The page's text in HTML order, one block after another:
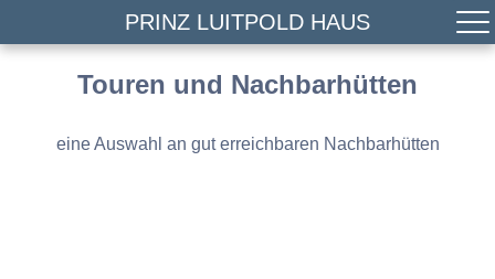
PRINZ LUITPOLD HAUS
Touren und Nachbarhütten
eine Auswahl an gut erreichbaren Nachbarhütten